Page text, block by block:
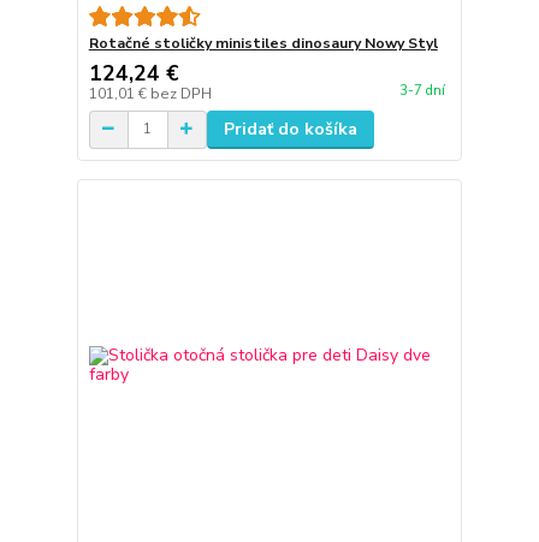
Rotačné stoličky ministiles dinosaury Nowy Styl
124,24 €
101,01 € bez DPH 3-7 dní
Pridať do košíka